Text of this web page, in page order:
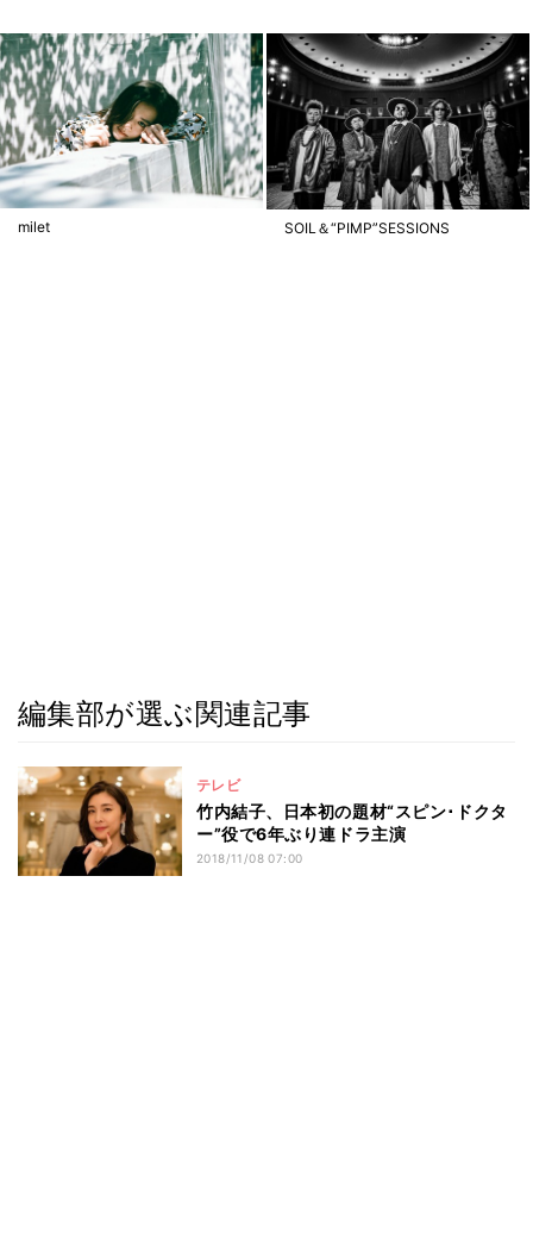
milet SOIL＆“PIMP”SESSIONS
編集部が選ぶ関連記事
テレビ
竹内結子、日本初の題材“スピン･ドクタ
ー”役で6年ぶり連ドラ主演
2018/11/08 07:00